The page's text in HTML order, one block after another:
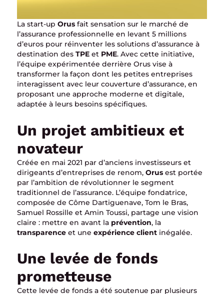
La start-up Orus fait sensation sur le marché de
l’assurance professionnelle en levant 5 millions
d’euros pour réinventer les solutions d’assurance à
destination des TPE et PME. Avec cette initiative,
l’équipe expérimentée derrière Orus vise à
transformer la façon dont les petites entreprises
interagissent avec leur couverture d’assurance, en
proposant une approche moderne et digitale,
adaptée à leurs besoins spécifiques.
Un projet ambitieux et
novateur
Créée en mai 2021 par d’anciens investisseurs et
dirigeants d’entreprises de renom, Orus est portée
par l’ambition de révolutionner le segment
traditionnel de l’assurance. L’équipe fondatrice,
composée de Côme Dartiguenave, Tom le Bras,
Samuel Rossille et Amin Toussi, partage une vision
claire : mettre en avant la prévention, la
transparence et une expérience client inégalée.
Une levée de fonds
prometteuse
Cette levée de fonds a été soutenue par plusieurs